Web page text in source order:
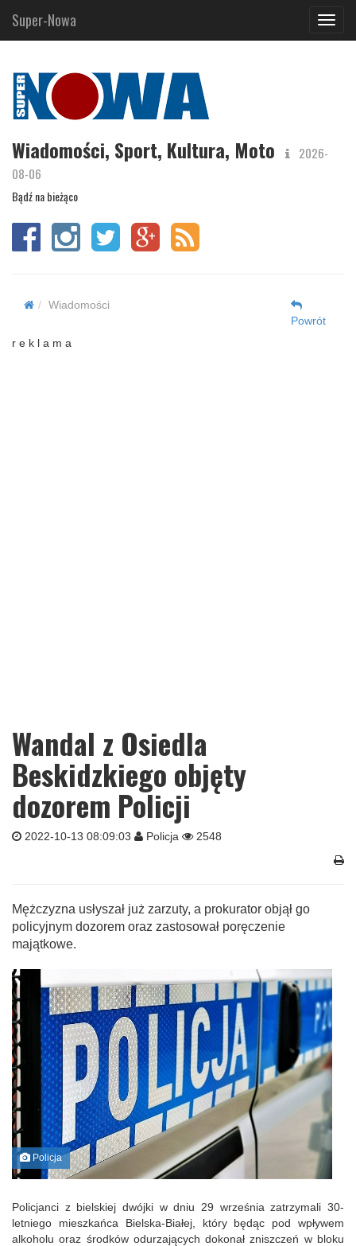
Super-Nowa
Wiadomości, Sport, Kultura, Moto
2026-
08-06
Bądź na bieżąco
Wiadomości
Powrót
r e k l a m a
Wandal z Osiedla
Beskidzkiego objęty
dozorem Policji
2022-10-13 08:09:03 Policja 2548
Mężczyzna usłyszał już zarzuty, a prokurator objął go
policyjnym dozorem oraz zastosował poręczenie
majątkowe.
Policja
Policjanci z bielskiej dwójki w dniu 29 września zatrzymali 30-
letniego mieszkańca Bielska-Białej, który będąc pod wpływem
alkoholu oraz środków odurzających dokonał zniszczeń w bloku